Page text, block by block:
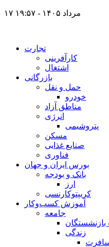
۱۷ مرداد ۱۴۰۵ - ۱۹:۵۷
تجارت
کارآفرینی
اشتغال
بازرگانی
حمل و نقل
خودرو
مناطق آزاد
انرژی
پتروشیمی
مسکن
صنایع غذایی
فناوری
بورس ایران و جهان
بانک و بودجه
ارز
کریپتوکارنسی
آموزش کسب‌وکار
جامعه
زندگی